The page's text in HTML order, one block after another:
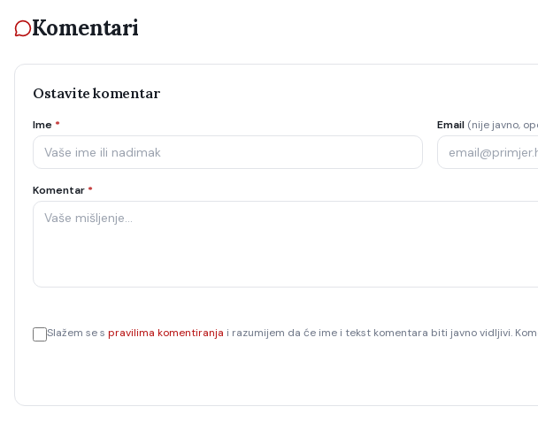
Komentari
Ostavite komentar
Ime * Email (nije javno,
Komentar *
Slažem se s pravilima komentiranja i razumijem da će ime i tekst komentara biti javno vidljivi.